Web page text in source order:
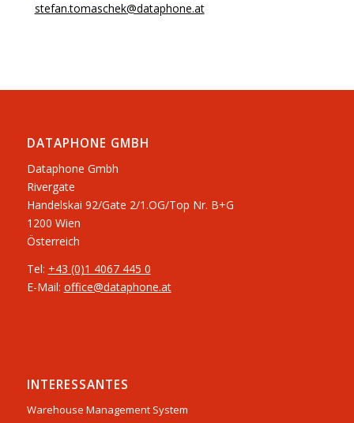
stefan.tomaschek@dataphone.at
DATAPHONE GMBH
Dataphone Gmbh
Rivergate
​Handelskai 92/Gate 2/1.OG/Top Nr. B+G
1200 Wien
Österreich
Tel: +43 (0)1 4067 445 0
E-Mail: office@dataphone.at
INTERESSANTES
Warehouse Management System